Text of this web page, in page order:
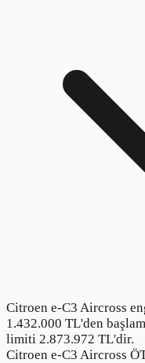
Citroen e-C3 Aircross
1.432.000 TL'den
limiti 2.873.972 TL'dir.
Citroen e-C3 Aircross